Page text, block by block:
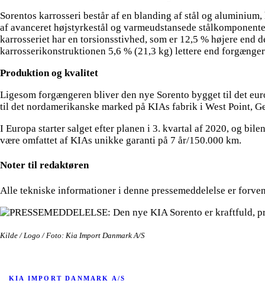
Sorentos karrosseri består af en blanding af stål og
af avanceret højstyrkestål og varmeudstansede
karrosseriet har en torsionsstivhed, som er 12,5 % højere
karrosserikonstruktionen 5,6 % (21,3 kg) lettere end
Produktion og kvalitet
Ligesom forgængeren bliver den nye Sorento bygget til det
til det nordamerikanske marked på KIAs fabrik i West Point,
I Europa starter salget efter planen i 3. kvartal af 2020, og
være omfattet af KIAs unikke garanti på 7 år/150.000 km.
Noter til redaktøren
Alle tekniske informationer i denne pressemeddelelse er
Kilde / Logo / Foto: Kia Import Danmark A/S
KIA IMPORT DANMARK A/S